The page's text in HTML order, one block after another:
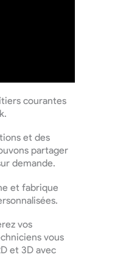
courantes
et des
partager
demande.
et fabrique
vos
vous
et 3D avec